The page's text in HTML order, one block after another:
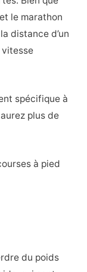
le marathon
distance d’un
vitesse
spécifique à
plus de
à pied
du poids